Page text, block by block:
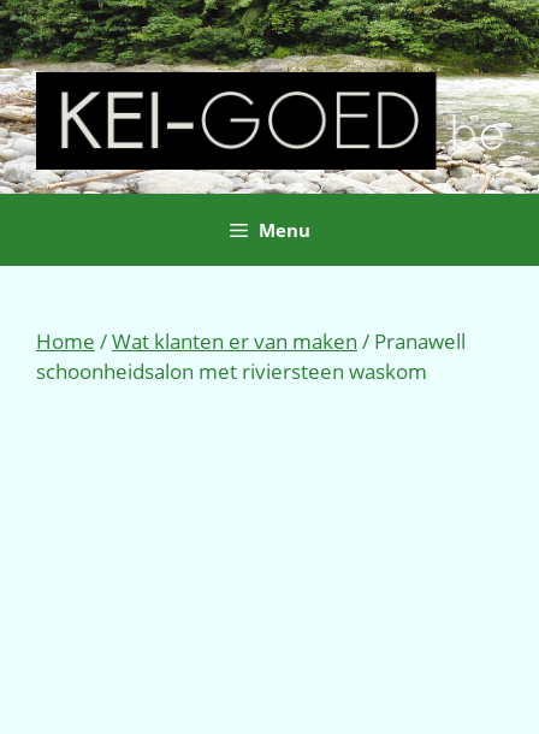
Ga
naar
de
inhoud
Menu
Home /Wat klanten er van maken / Pranawell
schoonheidsalon met riviersteen waskom